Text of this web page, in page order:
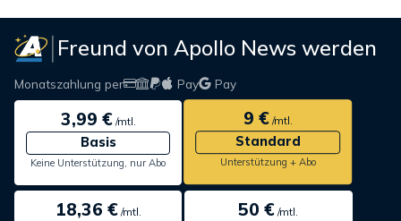
Freund von Apollo News werden
Monatszahlung per Pay Pay
3,99 €/mtl.
Basis
Keine Unterstützung, nur Abo
9 €/mtl.
Standard
Unterstützung + Abo
18,36 €/mtl. 50 € /mtl.